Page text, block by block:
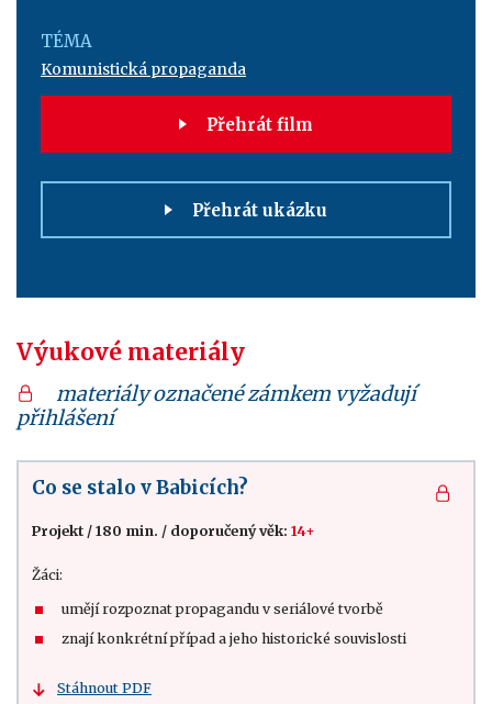
TÉMA
Komunistická propaganda
Přehrát film
Přehrát ukázku
Výukové materiály
materiály označené zámkem vyžadují
přihlášení
Co se stalo v Babicích?
Projekt / 180 min. / doporučený věk: 14+
Žáci:
umějí rozpoznat propagandu v seriálové tvorbě
znají konkrétní případ a jeho historické souvislosti
Stáhnout PDF